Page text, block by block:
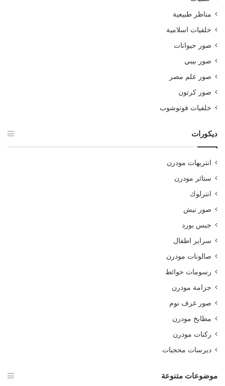
مناظر طبيعية
خلفيات اسلامية
صور حيوانات
صور بيبي
صور علم مصر
صور كرتون
خلفيات فوتوشوب
ديكورات
انتريهات مودرن
ستائر مودرن
انترلوك
صور نيش
جبس بورد
سراير اطفال
صالونات مودرن
رسومات حوائط
جزامة مودرن
صور غرف نوم
مطابخ مودرن
ركنات مودرن
ديرسات محجبات
موضوعات متنوعة